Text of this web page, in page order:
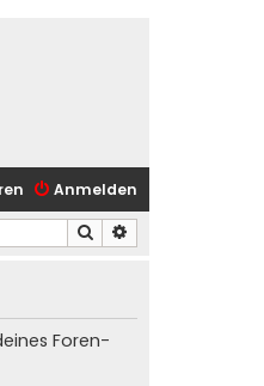
Anmelden
Suche
Foren-